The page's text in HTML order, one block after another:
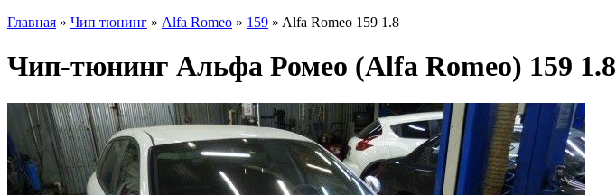
Главная » Чип тюнинг » Alfa Romeo » 159 » Alfa Romeo 159 1.8
Чип-тюнинг Альфа Ромео (Alfa Romeo) 159 1.8